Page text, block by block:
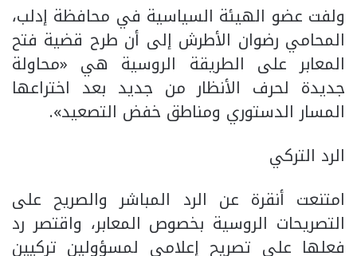
ولفت عضو الهيئة السياسية في محافظة إدلب،
المحامي رضوان الأطرش إلى أن طرح قضية فتح
المعابر على الطريقة الروسية هي «محاولة
جديدة لحرف الأنظار من جديد بعد اختراعها
المسار الدستوري ومناطق خفض التصعيد».
الرد التركي
امتنعت أنقرة عن الرد المباشر والصريح على
التصريحات الروسية بخصوص المعابر، واقتصر رد
فعلها على تصريح إعلامي لمسؤولين تركيين